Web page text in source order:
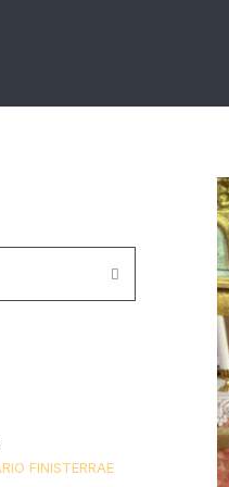
FINISTERRAE